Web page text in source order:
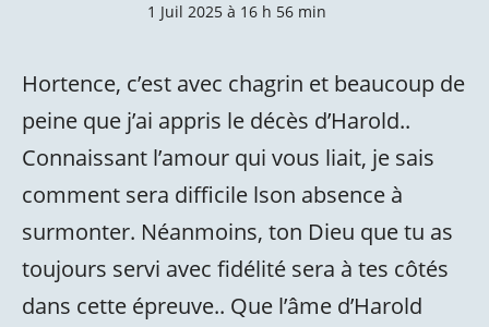
1 Juil 2025 à 16 h 56 min
Hortence, c’est avec chagrin et beaucoup de
peine que j’ai appris le décès d’Harold..
Connaissant l’amour qui vous liait, je sais
comment sera difficile lson absence à
surmonter. Néanmoins, ton Dieu que tu as
toujours servi avec fidélité sera à tes côtés
dans cette épreuve.. Que l’âme d’Harold